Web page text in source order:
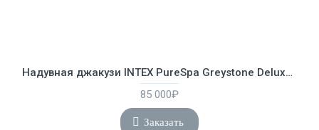
Надувная джакузи INTEX PureSpa Greystone Deluxe 239x71 см-6 персон ; артикул 28452
85 000₽
Заказать